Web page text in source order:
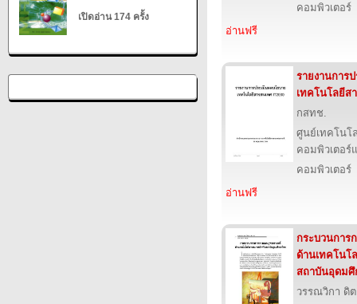
เปิดอ่าน 174 ครั้ง
คอมพิวเตอร์
อ่านฟรี
รายงานการ
เทคโนโลยีส
กสทช.
ศูนย์เทคโนโ
คอมพิวเตอร์
คอมพิวเตอร์
อ่านฟรี
กระบวนการ
ด้านเทคโนโ
สถาบันอุดมศึ
วรรณวิกา ดิ